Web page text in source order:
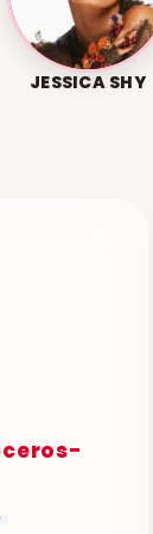
JESSICA SHY